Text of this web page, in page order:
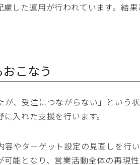
した運用が行われています。結果
こなう
、受注につながらない」という
に入れた支援を行います。
やターゲット設定の見直しを行
能となり、営業活動全体の再現性